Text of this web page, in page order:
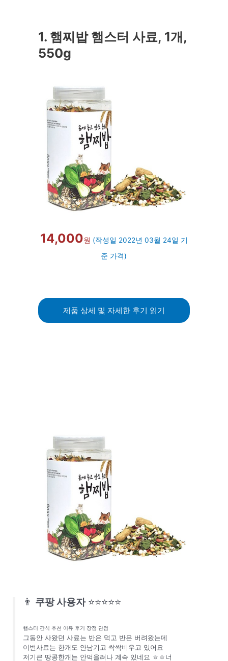
1. 햄찌밥 햄스터 사료, 1개,
550g
14,000원 (작성일 2022년 03월 24일 기
준 가격)
제품 상세 및 자세한 후기 읽기
👨 쿠팡 사용자 ⭐⭐⭐⭐⭐
햄스터 간식 추천 이유 후기 장점 단점
그동안 사왔던 사료는 반은 먹고 반은 버려왔는데
이번사료는 한개도 안남기고 싹싹비우고 있어요
저기큰 땅콩한개는 안먹을려나 계속 있네요 ㅎㅎ너